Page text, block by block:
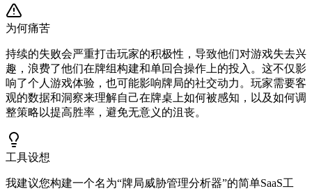
为何痛苦
持续的失败会严重打击玩家的积极性，导致他们对游戏失去兴
趣，浪费了他们在牌组构建和单回合操作上的投入。这不仅影
响了个人游戏体验，也可能影响牌局的社交动力。玩家需要客
观的数据和洞察来理解自己在牌桌上如何被感知，以及如何调
整策略以提高胜率，避免无意义的沮丧。
工具设想
我建议您构建一个名为“牌局威胁管理分析器”的简单SaaS工